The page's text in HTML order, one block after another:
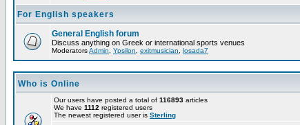
For English speakers
General English forum
Discuss anything on Greek or international sports venues
ModeratorsAdmin Ypsilon exitmusician losada7
Who is Online
Our users have posted a total of 116893 articles
We have 1112 registered users
The newest registered user is Sterling